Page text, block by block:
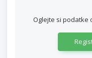
Oglejte si podatke